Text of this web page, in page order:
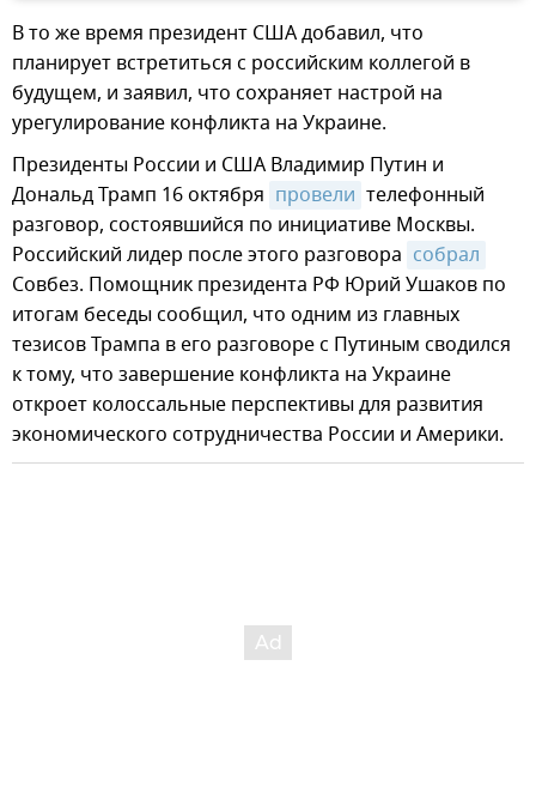
В то же время президент США добавил, что
планирует встретиться с российским коллегой в
будущем, и заявил, что сохраняет настрой на
урегулирование конфликта на Украине.
Президенты России и США Владимир Путин и
Дональд Трамп 16 октября провели телефонный
разговор, состоявшийся по инициативе Москвы.
Российский лидер после этого разговора собрал
Совбез. Помощник президента РФ Юрий Ушаков по
итогам беседы сообщил, что одним из главных
тезисов Трампа в его разговоре с Путиным сводился
к тому, что завершение конфликта на Украине
откроет колоссальные перспективы для развития
экономического сотрудничества России и Америки.